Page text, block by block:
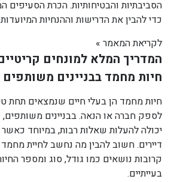
הסביבתיות והבטיחותיות. הכרת הסעיפים
כדי להבין את הדרישות וההנחיות
לקריאת המאמר »
המדריך המלא למונחים
חיות מחמד בבניינים משותפים
חיות מחמד הן בעלי חיים שנמצאים תחת
לספק חברה או הנאה. בבניינים משותפים,
יכולה להעלות שאלות רבות, במיוחד כאשר
דיירים. חשוב להבין מה נחשב לחיית
קרובות נושאים כמו גודל, סוג ומספר
בעייתיים.